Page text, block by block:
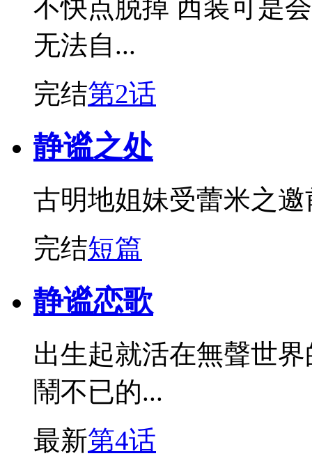
不快点脱掉 西装可是
无法自...
完结第2话
静谧之处
古明地姐妹受蕾米之
完结短篇
静谧恋歌
出生起就活在無聲世
鬧不已的...
最新第4话